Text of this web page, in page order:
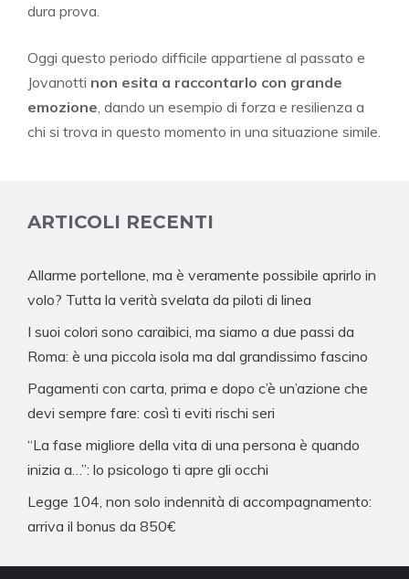
dura prova.
Oggi questo periodo difficile appartiene al passato e
Jovanotti non esita a raccontarlo con grande
emozione , dando un esempio di forza e resilienza a
chi si trova in questo momento in una situazione simile.
ARTICOLI RECENTI
Allarme portellone, ma è veramente possibile aprirlo in
volo? Tutta la verità svelata da piloti di linea
I suoi colori sono caraibici, ma siamo a due passi da
Roma: è una piccola isola ma dal grandissimo fascino
Pagamenti con carta, prima e dopo c’è un’azione che
devi sempre fare: così ti eviti rischi seri
“La fase migliore della vita di una persona è quando
inizia a…”: lo psicologo ti apre gli occhi
Legge 104, non solo indennità di accompagnamento:
arriva il bonus da 850€